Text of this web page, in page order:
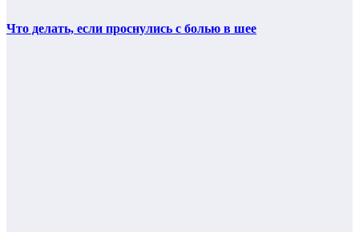
Что делать, если проснулись с болью в шее